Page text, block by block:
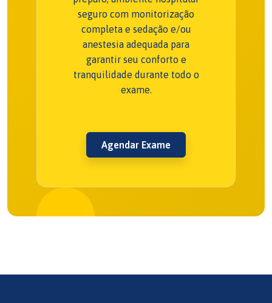
seguro com monitorização
completa e sedação e/ou
anestesia adequada para
garantir seu conforto e
tranquilidade durante todo o
exame.
Agendar Exame